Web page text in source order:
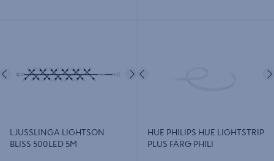
Föregående Nästa
LJUSSLINGA LIGHTSON
BLISS 500LED 5M
HUE PHILIPS HUE LIGHTSTRIP
PLUS FÄRG PHILI